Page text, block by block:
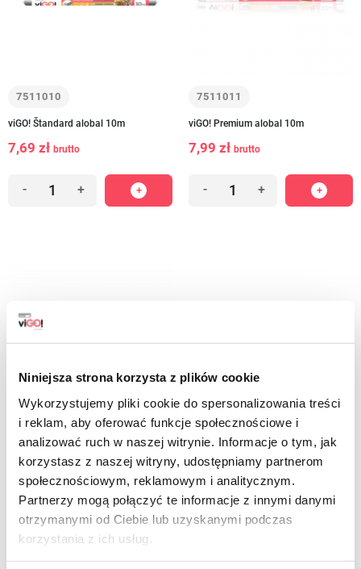
Niniejsza strona korzysta z plików cookie
Wykorzystujemy pliki cookie do spersonalizowania treści
i reklam, aby oferować funkcje społecznościowe i
analizować ruch w naszej witrynie. Informacje o tym, jak
korzystasz z naszej witryny, udostępniamy partnerom
społecznościowym, reklamowym i analitycznym.
Partnerzy mogą połączyć te informacje z innymi danymi
otrzymanymi od Ciebie lub uzyskanymi podczas
korzystania z ich usług.
7511010
viGO! Štandard alobal 10m
7,69 zł brutto
- +
7511011
viGO! Premium alobal 10m
7,99 zł brutto
- +
7511021
15,39 złbrutto
- +
7511029
17,59 zł brutto